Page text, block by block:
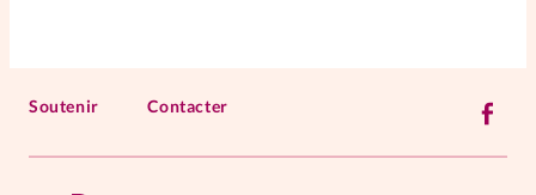
Soutenir Contacter